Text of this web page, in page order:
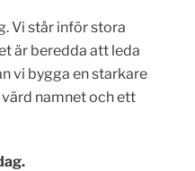
Vi står inför stora
är beredda att leda
vi bygga en starkare
namnet och ett